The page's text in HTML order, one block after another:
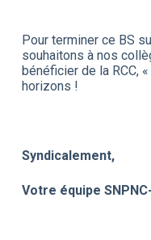
Pour terminer ce BS
souhaitons à nos
bénéficier de la RCC,
horizons !
Syndicalement,
Votre équipe